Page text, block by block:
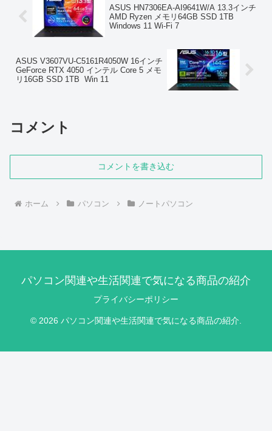
ASUS HN7306EA-AI9641W/A 13.3インチ
AMD Ryzen メモリ64GB SSD 1TB
Windows 11 Wi-Fi 7
ASUS V3607VU-C5161R4050W 16インチ
GeForce RTX 4050 インテル Core 5 メモ
リ16GB SSD 1TB Win 11
コメント
コメントを書き込む
ホーム パソコン ノートパソコン
パソコン関連や生活関連で気になる商品の紹介
プライバシーポリシー
© 2026 パソコン関連や生活関連で気になる商品の紹介.